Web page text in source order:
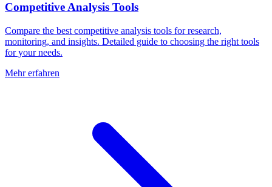
Competitive Analysis Tools
Compare the best competitive analysis tools for research,
monitoring, and insights. Detailed guide to choosing the right tools
for your needs.
Mehr erfahren